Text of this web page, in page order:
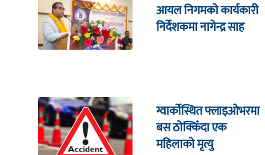
आयल निगमको कार्यकारी
निर्देशकमा नागेन्द्र साह
ग्वार्कोस्थित फ्लाइओभरमा
बस ठोक्किँदा एक
महिलाको मृत्यु